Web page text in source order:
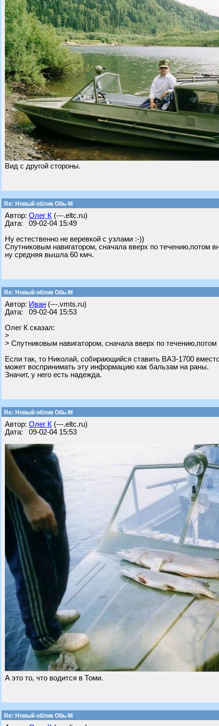
Вид с другой стороны.
Re: Новый облик Обь-М
Автор: Олег К (---.eltc.ru)
Дата: 09-02-04 15:49
Ну естественно не веревкой с узлами :-))
Спутниковым навигатором, сначала вверх по течению,потом
ну средняя вышла 60 кмч.
Re: Новый облик Обь-М
Автор: Иван (---.vmts.ru)
Дата: 09-02-04 15:53
Олег К сказал:
>
> Спутниковым навигатором, сначала вверх по
Если так, то Николай, собирающийся ставить ВАЗ-1700
может воспринимать эту информацию как бальзам на раны.
Значит, у него есть надежда.
Re: Новый облик Обь-М
Автор: Олег К (---.eltc.ru)
Дата: 09-02-04 15:53
А это то, что водится в Томи.
Re: Новый облик Обь-М